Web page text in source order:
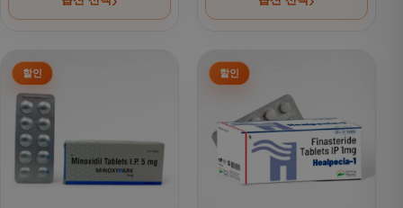
여러 상품 옵션이 이 상품에 있습니다. 상품 페이지에서 옵션
여러 상품 옵션이 이 상품에